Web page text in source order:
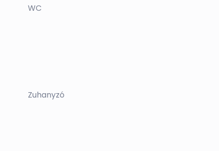
WC
Zuhanyzó